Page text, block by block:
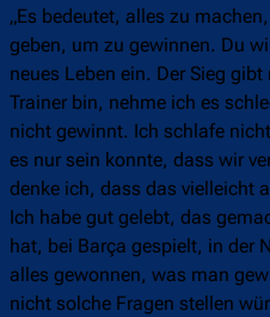
„Es bedeutet, alles zu
geben, um zu gewinnen. Du
neues Leben ein. Der Sieg
Trainer bin, nehme ich es
nicht gewinnt. Ich schlafe
es nur sein konnte, dass wir
denke ich, dass das vielleicht
Ich habe gut gelebt, das
hat, bei Barça gespielt, in der
alles gewonnen, was man
nicht solche Fragen stellen